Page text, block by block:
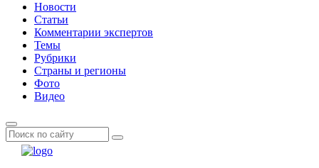
Новости
Статьи
Комментарии экспертов
Темы
Рубрики
Страны и регионы
Фото
Видео